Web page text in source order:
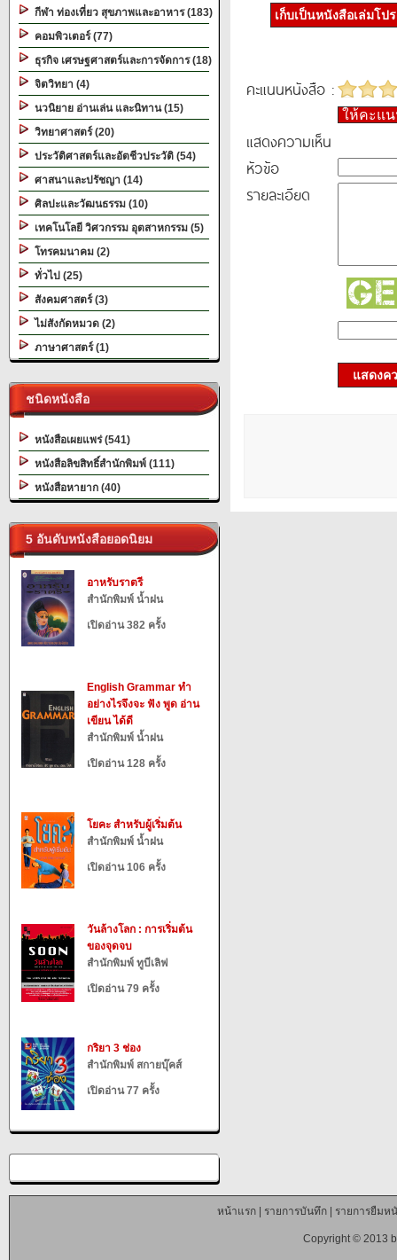
กีฬา ท่องเที่ยว สุขภาพและอาหาร (183)
คอมพิวเตอร์ (77)
ธุรกิจ เศรษฐศาสตร์และการจัดการ (18)
จิตวิทยา (4)
นวนิยาย อ่านเล่น และนิทาน (15)
วิทยาศาสตร์ (20)
ประวัติศาสตร์และอัตชีวประวัติ (54)
ศาสนาและปรัชญา (14)
ศิลปะและวัฒนธรรม (10)
เทคโนโลยี วิศวกรรม อุตสาหกรรม (5)
โทรคมนาคม (2)
ทั่วไป (25)
สังคมศาสตร์ (3)
ไม่สังกัดหมวด (2)
ภาษาศาสตร์ (1)
ชนิดหนังสือ
หนังสือเผยแพร่ (541)
หนังสือลิขสิทธิ์สำนักพิมพ์ (111)
หนังสือหายาก (40)
5 อันดับหนังสือยอดนิยม
อาหรับราตรี
สำนักพิมพ์ น้ำฝน
เปิดอ่าน 382 ครั้ง
English Grammar ทำ
อย่างไรจึงจะ ฟัง พูด อ่าน
เขียน ได้ดี
สำนักพิมพ์ น้ำฝน
เปิดอ่าน 128 ครั้ง
โยคะ สำหรับผู้เริ่มต้น
สำนักพิมพ์ น้ำฝน
เปิดอ่าน 106 ครั้ง
วันล้างโลก : การเริ่มต้น
ของจุดจบ
สำนักพิมพ์ ทูบีเลิฟ
เปิดอ่าน 79 ครั้ง
กริยา 3 ช่อง
สำนักพิมพ์ สกายบุ๊คส์
เปิดอ่าน 77 ครั้ง
เก็บเป็นหนังสือเล่มโป
คะแนนหนังสือ :
ให้คะแ
แสดงความเห็น
หัวข้อ
รายละเอียด
แสดงค
หน้าแรก| รายการบันทึก| รายการยืมห
Copyright © 2013